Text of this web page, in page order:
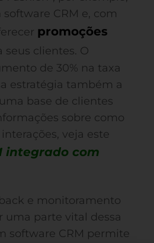
CRM e, com
promoções
seus clientes. O
de 30% na taxa
estratégia também a
base de clientes
sobre como
veja este
integrado com
e monitoramento
uma parte vital dessa
software CRM permite